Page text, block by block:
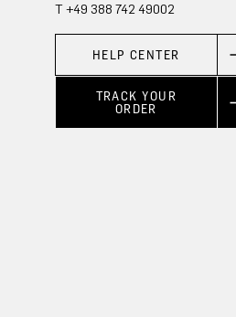
T +49 388 742 49002
HELP CENTER
TRACK YOUR
ORDER